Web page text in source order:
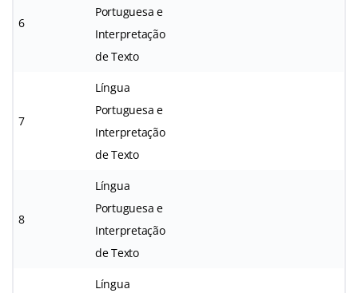
6
Portuguesa e
Interpretação
de Texto
7
Língua
Portuguesa e
Interpretação
de Texto
8
Língua
Portuguesa e
Interpretação
de Texto
Língua